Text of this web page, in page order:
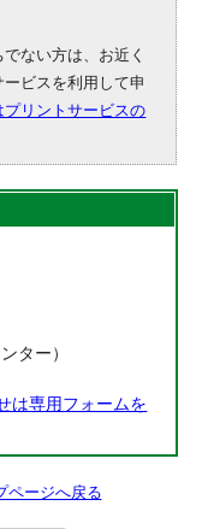
ない方は、お近く
ビスを利用して申
プリントサービスの
ター）
は専用フォームを
ページへ戻る